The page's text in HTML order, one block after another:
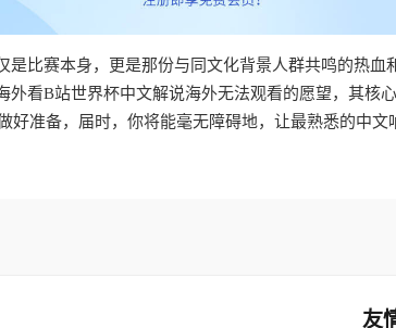
是比赛本身，更是那份与同文化背景人群共鸣的热血
外看B站世界杯中文解说海外无法观看的愿望，其核
好准备，届时，你将能毫无障碍地，让最熟悉的中文
友